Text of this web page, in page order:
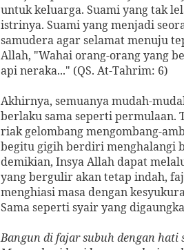
untuk keluarga. Suami yang tak
istrinya. Suami yang menjadi
samudera agar selamat menuju
Allah, "Wahai orang-orang yang
api neraka..." (QS. At-Tahrim: 6)
Akhirnya, semuanya mudah-
berlaku sama seperti permulaan.
riak gelombang mengombang-
begitu gigih berdiri menghalangi
demikian, Insya Allah dapat
yang bergulir akan tetap indah,
menghiasi masa dengan
Sama seperti syair yang
Bangun di fajar subuh dengan hati